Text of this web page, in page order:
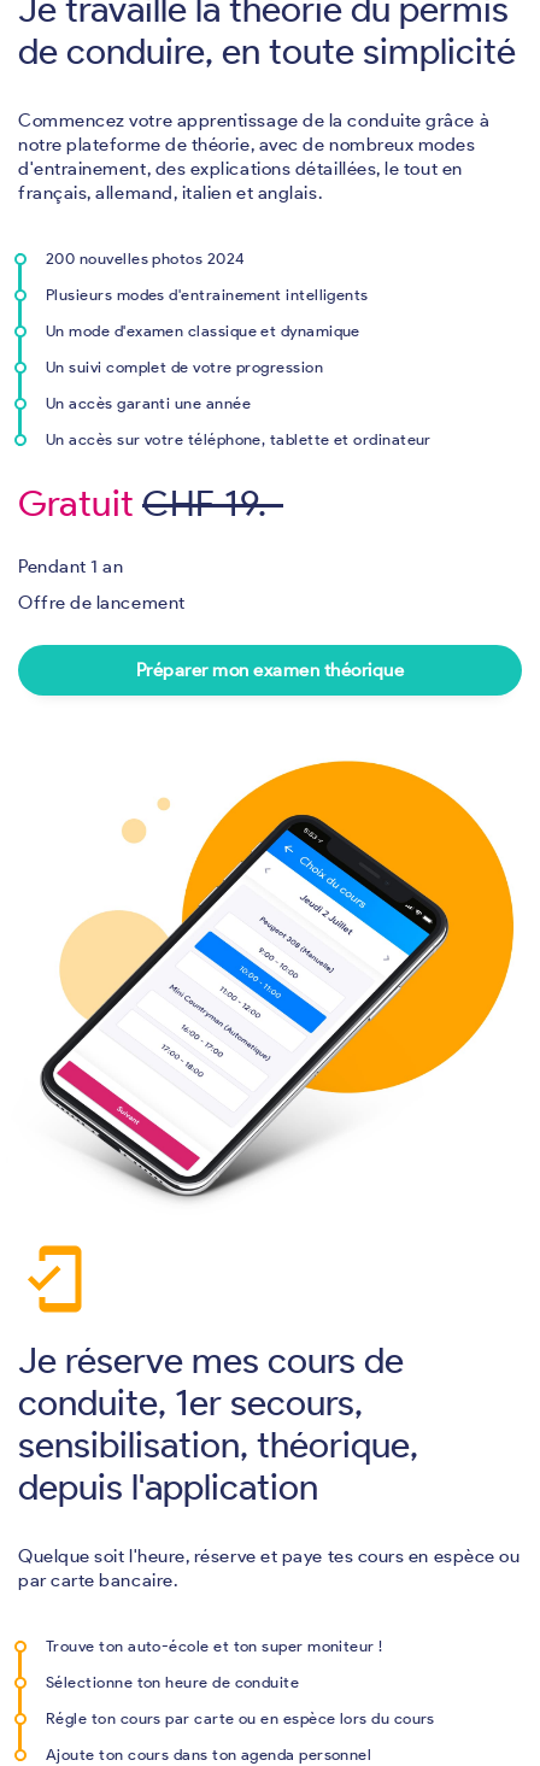
Je travaille la théorie du permis
de conduire, en toute simplicité
Commencez votre apprentissage de la conduite grâce à
notre plateforme de théorie, avec de nombreux modes
d'entrainement, des explications détaillées, le tout en
français, allemand, italien et anglais.
200 nouvelles photos 2024
Plusieurs modes d'entrainement intelligents
Un mode d'examen classique et dynamique
Un suivi complet de votre progression
Un accès garanti une année
Un accès sur votre téléphone, tablette et ordinateur
Gratuit CHF 19.-
Pendant 1 an
Offre de lancement
Préparer mon examen théorique
mobile_friendly
Je réserve mes cours de
conduite, 1er secours,
sensibilisation, théorique,
depuis l'application
Quelque soit l'heure, réserve et paye tes cours en espèce ou
par carte bancaire.
Trouve ton auto-école et ton super moniteur !
Sélectionne ton heure de conduite
Régle ton cours par carte ou en espèce lors du cours
Ajoute ton cours dans ton agenda personnel